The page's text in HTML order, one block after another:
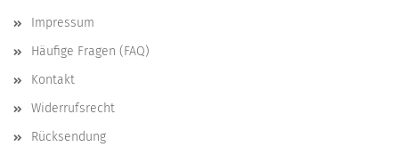
Impressum
Häufige Fragen (FAQ)
Kontakt
Widerrufsrecht
Rücksendung